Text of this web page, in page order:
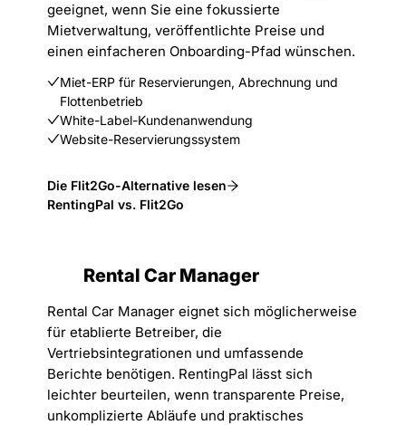
geeignet, wenn Sie eine fokussierte
Mietverwaltung, veröffentlichte Preise und
einen einfacheren Onboarding-Pfad wünschen.
Miet-ERP für Reservierungen, Abrechnung und
Flottenbetrieb
White-Label-Kundenanwendung
Website-Reservierungssystem
Die Flit2Go-Alternative lesen
RentingPal vs. Flit2Go
Rental Car Manager
Rental Car Manager eignet sich möglicherweise
für etablierte Betreiber, die
Vertriebsintegrationen und umfassende
Berichte benötigen. RentingPal lässt sich
leichter beurteilen, wenn transparente Preise,
unkomplizierte Abläufe und praktisches